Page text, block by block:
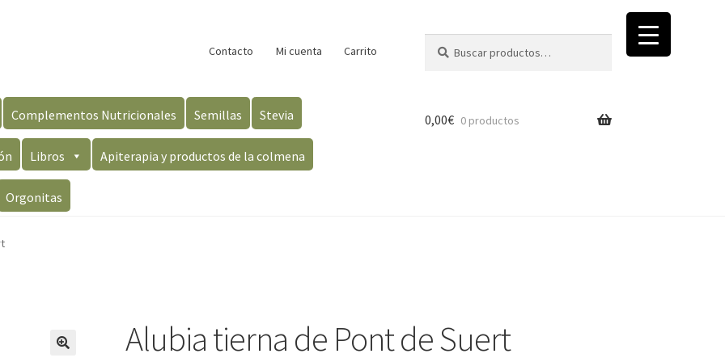
Contacto Mi cuenta Carrito
por:
Complementos Nutricionales Semillas Stevia
Libros Apiterapia y productos de la colmena
Orgonitas
0,00€ 0 productos
Alubia tierna de Pont de Suert